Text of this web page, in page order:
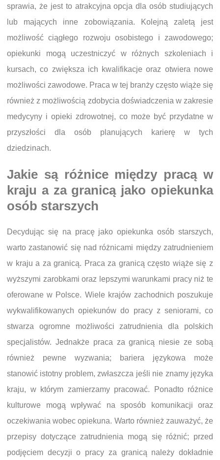
sprawia, że jest to atrakcyjna opcja dla osób studiujących
lub mających inne zobowiązania. Kolejną zaletą jest
możliwość ciągłego rozwoju osobistego i zawodowego;
opiekunki mogą uczestniczyć w różnych szkoleniach i
kursach, co zwiększa ich kwalifikacje oraz otwiera nowe
możliwości zawodowe. Praca w tej branży często wiąże się
również z możliwością zdobycia doświadczenia w zakresie
medycyny i opieki zdrowotnej, co może być przydatne w
przyszłości dla osób planujących karierę w tych
dziedzinach.
Jakie są różnice między pracą w
kraju a za granicą jako opiekunka
osób starszych
Decydując się na pracę jako opiekunka osób starszych,
warto zastanowić się nad różnicami między zatrudnieniem
w kraju a za granicą. Praca za granicą często wiąże się z
wyższymi zarobkami oraz lepszymi warunkami pracy niż te
oferowane w Polsce. Wiele krajów zachodnich poszukuje
wykwalifikowanych opiekunów do pracy z seniorami, co
stwarza ogromne możliwości zatrudnienia dla polskich
specjalistów. Jednakże praca za granicą niesie ze sobą
również pewne wyzwania; bariera językowa może
stanowić istotny problem, zwłaszcza jeśli nie znamy języka
kraju, w którym zamierzamy pracować. Ponadto różnice
kulturowe mogą wpływać na sposób komunikacji oraz
oczekiwania wobec opiekuna. Warto również zauważyć, że
przepisy dotyczące zatrudnienia mogą się różnić; przed
podjęciem decyzji o pracy za granicą należy dokładnie